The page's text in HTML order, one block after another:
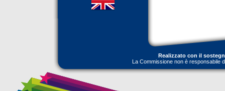
Realizzato con il
La Commissione non è responsabile